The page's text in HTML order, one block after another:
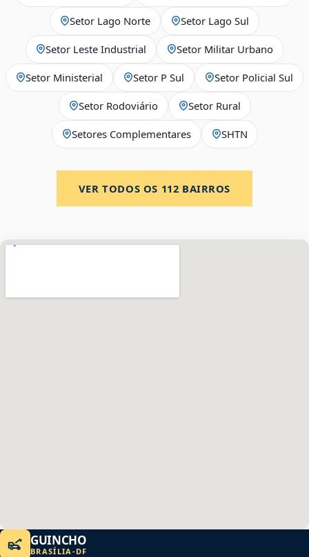
Setor Lago Norte Setor Lago Sul
Setor Leste Industrial Setor Militar Urbano
Setor Ministerial Setor P Sul Setor Policial Sul
Setor Rodoviário Setor Rural
Setores Complementares SHTN
VER TODOS OS 112 BAIRROS
GUINCHO
BRASÍLIA -DF